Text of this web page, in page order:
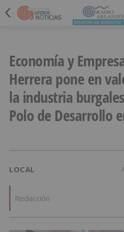
Economía y
Herrera pone en
la industria
Polo de Desarrollo
LOCAL
Redacción